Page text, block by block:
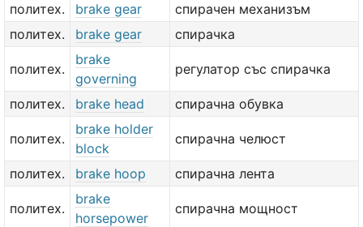
политех.
brake gear
спирачен механизъм
политех.
brake gear спирачка
политех.
brake
governing
регулатор със спирачка
политех. brake head спирачна обувка
политех.
brake holder
block
спирачна челюст
политех. brake hoop спирачна лента
политех.
brake
horsepower
спирачна мощност